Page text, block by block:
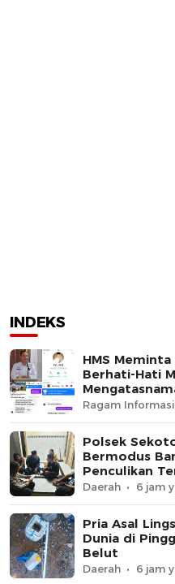
INDEKS
HMS
Berhati-Hati
Ragam Informasi
Polsek
Bermodus
Penculikan
Daerah 6 jam
Pria Asal
Dunia di
Belut
Daerah 6 jam